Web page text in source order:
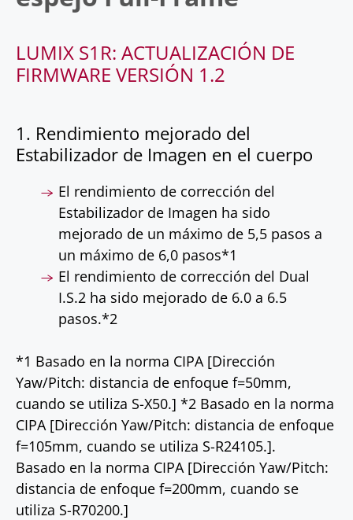
LUMIX S1R: ACTUALIZACIÓN DE
FIRMWARE VERSIÓN 1.2
1. Rendimiento mejorado del
Estabilizador de Imagen en el cuerpo
El rendimiento de corrección del
Estabilizador de Imagen ha sido
mejorado de un máximo de 5,5 pasos a
un máximo de 6,0 pasos*1
El rendimiento de corrección del Dual
I.S.2 ha sido mejorado de 6.0 a 6.5
pasos.*2
*1 Basado en la norma CIPA [Dirección
Yaw/Pitch: distancia de enfoque f=50mm,
cuando se utiliza S-X50.] *2 Basado en la norma
CIPA [Dirección Yaw/Pitch: distancia de enfoque
f=105mm, cuando se utiliza S-R24105.].
Basado en la norma CIPA [Dirección Yaw/Pitch:
distancia de enfoque f=200mm, cuando se
utiliza S-R70200.]